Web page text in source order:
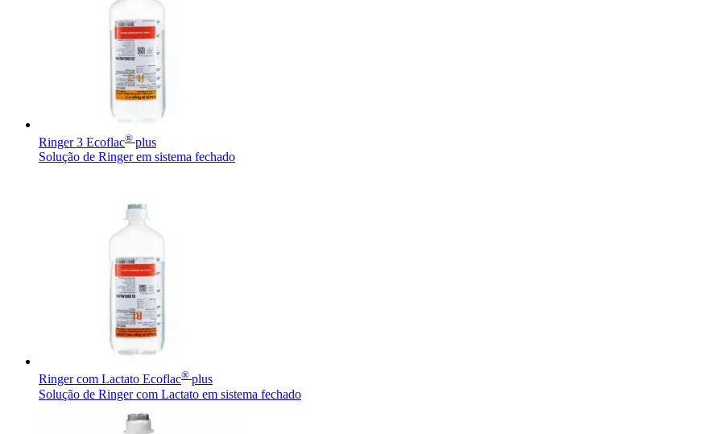
Contato
Entre em contato conosco.
Ringer 3 Ecoflac® plus
Solução de Ringer em sistema fechado
Ringer com Lactato Ecoflac® plus
Solução de Ringer com Lactato em sistema fechado